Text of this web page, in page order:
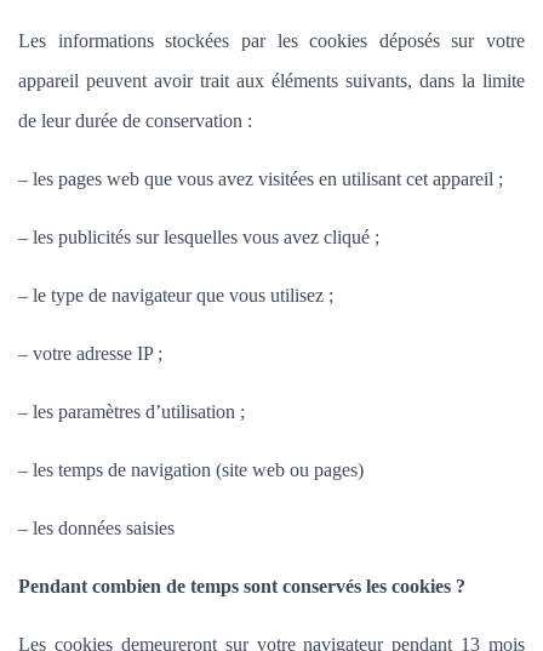
Les informations stockées par les cookies déposés sur votre
appareil peuvent avoir trait aux éléments suivants, dans la limite
de leur durée de conservation :
– les pages web que vous avez visitées en utilisant cet appareil ;
– les publicités sur lesquelles vous avez cliqué ;
– le type de navigateur que vous utilisez ;
– votre adresse IP ;
– les paramètres d’utilisation ;
– les temps de navigation (site web ou pages)
– les données saisies
Pendant combien de temps sont conservés les cookies ?
Les cookies demeureront sur votre navigateur pendant 13 mois